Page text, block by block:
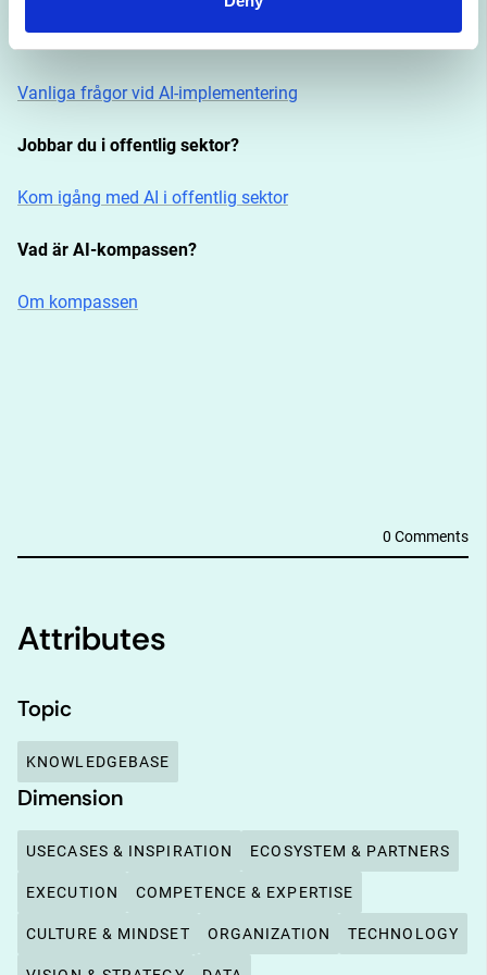
Vanliga frågor vid AI-implementering
Jobbar du i offentlig sektor?
Kom igång med AI i offentlig sektor
Vad är AI-kompassen?
Om kompassen
0 Comments
Attributes
Topic
KNOWLEDGEBASE
Dimension
USECASES & INSPIRATION ECOSYSTEM & PARTNERS
EXECUTION COMPETENCE & EXPERTISE
CULTURE & MINDSET ORGANIZATION TECHNOLOGY